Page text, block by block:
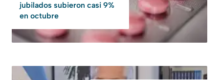
jubilados subieron casi 9%
en octubre